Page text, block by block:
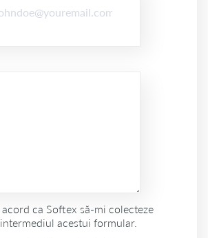
acord ca Softex să-mi colecteze
acestui formular.